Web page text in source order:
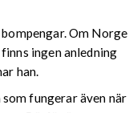
Om Norge
ingen anledning
han.
fungerar även när